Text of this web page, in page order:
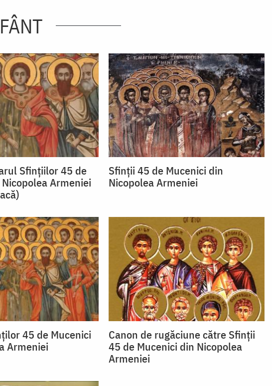
Sfințiilor 45 de
Armeniei
Sfinții 45 de Mucenici din
Nicopolea Armeniei
45 de Mucenici
Armeniei
Canon de rugăciune către Sfinţii
45 de Mucenici din Nicopolea
Armeniei